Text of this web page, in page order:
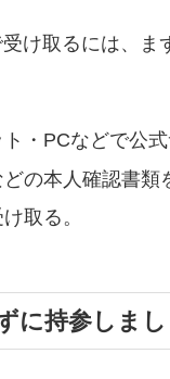
け取るには、
・PCなどで公
の本人確認書類
取る。
に持参しまし